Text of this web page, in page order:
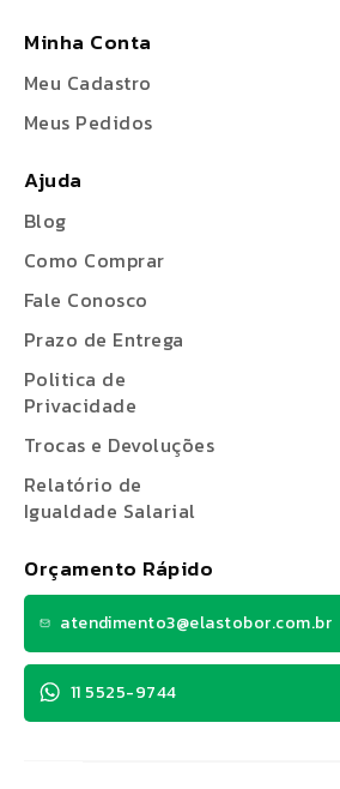
Minha Conta
Meu Cadastro
Meus Pedidos
Ajuda
Blog
Como Comprar
Fale Conosco
Prazo de Entrega
Politica de
Privacidade
Trocas e Devoluções
Relatório de
Igualdade Salarial
Orçamento Rápido
atendimento3@elastobor.com.br
11 5525-9744